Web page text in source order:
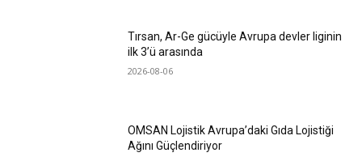
Tırsan, Ar-Ge gücüyle Avrupa devler liginin
ilk 3’ü arasında
2026-08-06
OMSAN Lojistik Avrupa’daki Gıda Lojistiği
Ağını Güçlendiriyor